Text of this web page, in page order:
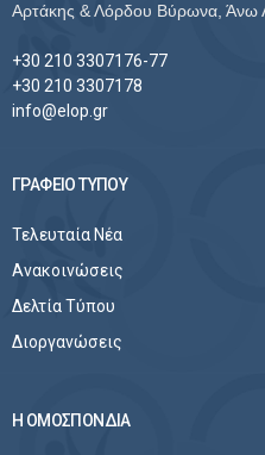
Αρτάκης & Λόρδου Βύρωνα, Άνω
+30 210 3307176-77
+30 210 3307178
info@elop.gr
ΓΡΑΦΕΙΟ ΤΥΠΟΥ
Τελευταία Νέα
Ανακοινώσεις
Δελτία Τύπου
Διοργανώσεις
Η ΟΜΟΣΠΟΝΔΙΑ